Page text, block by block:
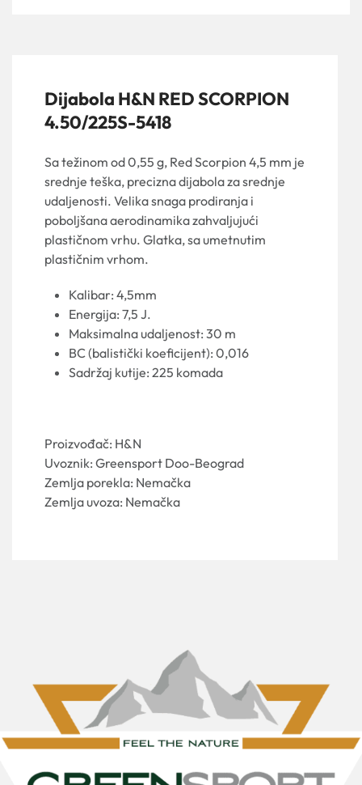
Dijabola H&N RED SCORPION
4.50/225S-5418
Sa težinom od 0,55 g, Red Scorpion 4,5 mm je
srednje teška, precizna dijabola za srednje
udaljenosti. Velika snaga prodiranja i
poboljšana aerodinamika zahvaljujući
plastičnom vrhu. Glatka, sa umetnutim
plastičnim vrhom.
Kalibar: 4,5mm
Energija: 7,5 J.
Maksimalna udaljenost: 30 m
BC (balistički koeficijent): 0,016
Sadržaj kutije: 225 komada
Proizvođač: H&N
Uvoznik: Greensport Doo-Beograd
Zemlja porekla: Nemačka
Zemlja uvoza: Nemačka